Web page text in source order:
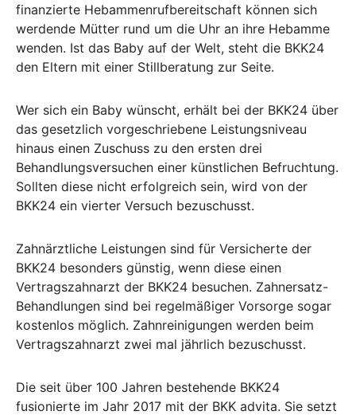
finanzierte Hebammenrufbereitschaft können sich
werdende Mütter rund um die Uhr an ihre Hebamme
wenden. Ist das Baby auf der Welt, steht die BKK24
den Eltern mit einer Stillberatung zur Seite.
Wer sich ein Baby wünscht, erhält bei der BKK24 über
das gesetzlich vorgeschriebene Leistungsniveau
hinaus einen Zuschuss zu den ersten drei
Behandlungsversuchen einer künstlichen Befruchtung.
Sollten diese nicht erfolgreich sein, wird von der
BKK24 ein vierter Versuch bezuschusst.
Zahnärztliche Leistungen sind für Versicherte der
BKK24 besonders günstig, wenn diese einen
Vertragszahnarzt der BKK24 besuchen. Zahnersatz-
Behandlungen sind bei regelmäßiger Vorsorge sogar
kostenlos möglich. Zahnreinigungen werden beim
Vertragszahnarzt zwei mal jährlich bezuschusst.
Die seit über 100 Jahren bestehende BKK24
fusionierte im Jahr 2017 mit der BKK advita. Sie setzt